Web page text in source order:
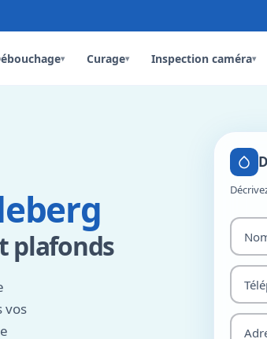
▾ Curage▾ Inspection caméra▾
plafonds
vos